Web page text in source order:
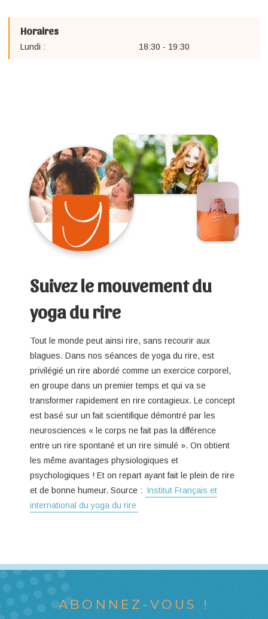
Horaires
Lundi : 18:30 - 19:30
Suivez le mouvement du
yoga du rire
Tout le monde peut ainsi rire, sans recourir aux
blagues. Dans nos séances de yoga du rire, est
privilégié un rire abordé comme un exercice corporel,
en groupe dans un premier temps et qui va se
transformer rapidement en rire contagieux. Le concept
est basé sur un fait scientifique démontré par les
neurosciences « le corps ne fait pas la différence
entre un rire spontané et un rire simulé ». On obtient
les même avantages physiologiques et
psychologiques ! Et on repart ayant fait le plein de rire
et de bonne humeur. Source : Institut Français et
international du yoga du rire
ABONNEZ-VOUS !